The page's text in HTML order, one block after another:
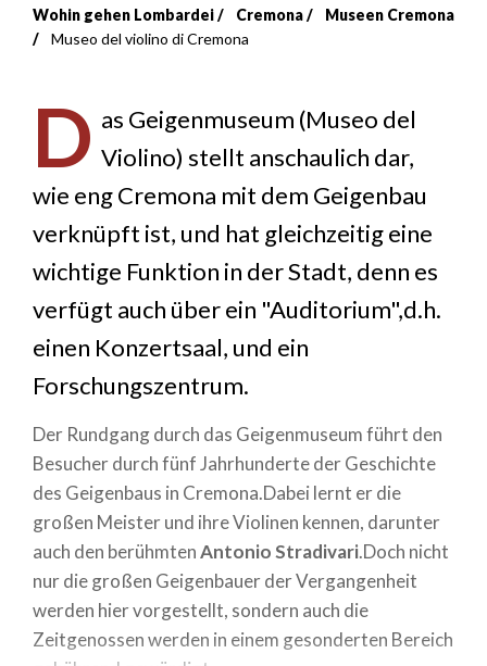
Breadcrumb
Wohin gehen Lombardei Cremona
Museen Cremona
Museo del violino di Cremona
D as Geigenmuseum (Museo del
Violino) stellt anschaulich dar,
wie eng Cremona mit dem Geigenbau
verknüpft ist, und hat gleichzeitig eine
wichtige Funktion in der Stadt, denn es
verfügt auch über ein "Auditorium",d.h.
einen Konzertsaal, und ein
Forschungszentrum.
Der Rundgang durch das Geigenmuseum führt den
Besucher durch fünf Jahrhunderte der Geschichte
des Geigenbaus in Cremona.Dabei lernt er die
großen Meister und ihre Violinen kennen, darunter
auch den berühmtenAntonio Stradivari.Doch nicht
nur die großen Geigenbauer der Vergangenheit
werden hier vorgestellt, sondern auch die
Zeitgenossen werden in einem gesonderten Bereich